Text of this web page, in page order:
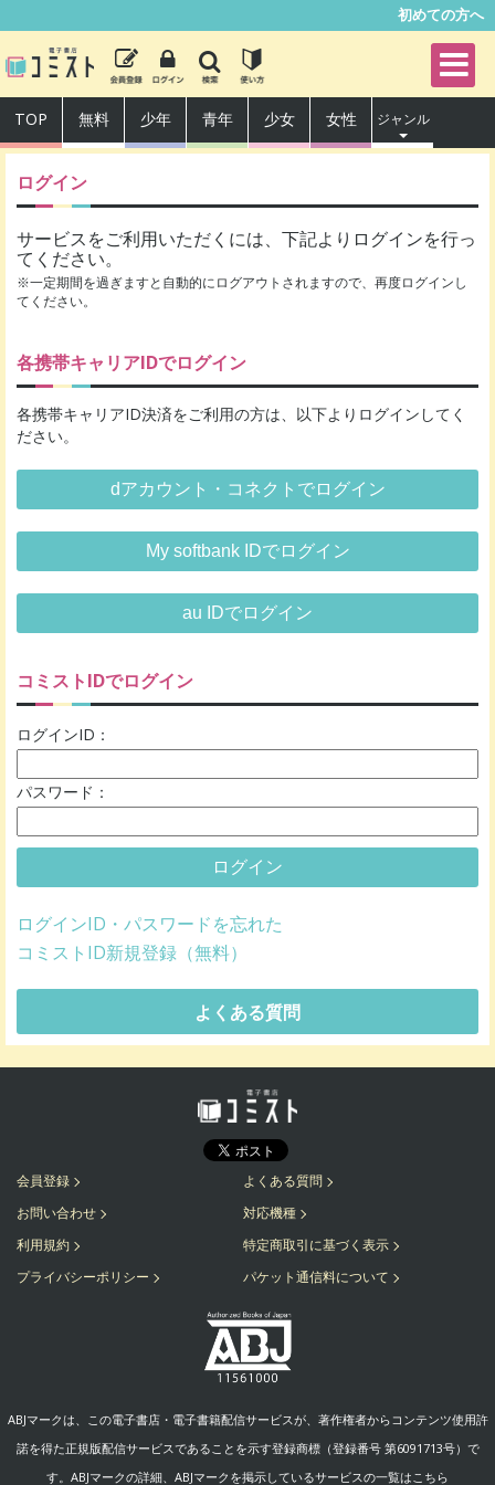
初めての方へ
TOP 無料 少年 青年 少女 女性 ジャンル
ログイン
サービスをご利用いただくには、下記よりログインを行っ
てください。
※一定期間を過ぎますと自動的にログアウトされますので、再度ログインし
てください。
各携帯キャリアIDでログイン
各携帯キャリアID決済をご利用の方は、以下よりログインしてく
ださい。
dアカウント・コネクトでログイン
My softbank IDでログイン
au IDでログイン
コミストIDでログイン
ログインID：
パスワード：
ログイン
ログインID・パスワードを忘れた
コミストID新規登録（無料）
よくある質問
会員登録
よくある質問
お問い合わせ
対応機種
利用規約
特定商取引に基づく表示
プライバシーポリシー
パケット通信料について
ABJマークは、この電子書店・電子書籍配信サービスが、著作権者からコンテンツ使用許
諾を得た正規版配信サービスであることを示す登録商標（登録番号 第6091713号）で
す。ABJマークの詳細、ABJマークを掲示しているサービスの一覧はこちら